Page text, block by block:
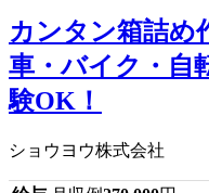
カンタン箱詰め
車・バイク・自
験OK！
ショウヨウ株式会社